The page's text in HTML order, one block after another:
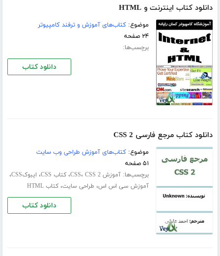
دانلود کتاب اینترنت و HTML
موضوع:کتاب‌های آموزش و ترفند کامپیوتر
۲۴ صفحه
برچسب‌ها:
دانلود کتاب
دانلود کتاب مرجع فارسی CSS 2
موضوع:کتاب‌های آموزش طراحی وب سایت
۵۱ صفحه
برچسب‌ها:آموزش CSS ، CSS 2 ،کتاب CSS ، ایبوکCSS ،
آموزش سی اس اس، طراحی سایت،کتاب HTML
دانلود کتاب